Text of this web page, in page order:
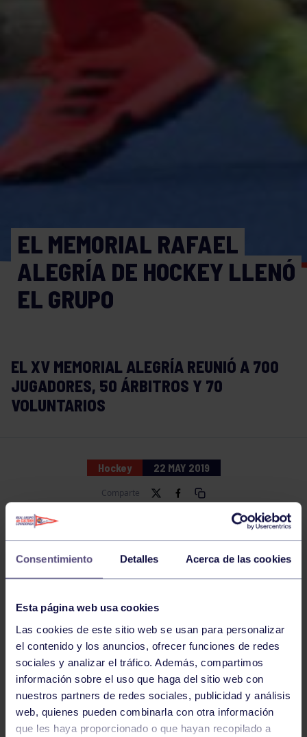
Consentimiento Detalles Acerca de las cookies
Esta página web usa cookies
Las cookies de este sitio web se usan para personalizar
el contenido y los anuncios, ofrecer funciones de redes
sociales y analizar el tráfico. Además, compartimos
información sobre el uso que haga del sitio web con
nuestros partners de redes sociales, publicidad y análisis
web, quienes pueden combinarla con otra información
que les haya proporcionado o que hayan recopilado a
EL MEMORIAL RAFAEL
ALEGRÍA DE HOCKEY LLENÓ
EL GRUPO
EL XV MEMORIAL ALEGRÍA REUNIÓ A 700
JUGADORES, 50 ÁRBITROS Y 70
VOLUNTARIOS
Hockey 22 MAY 2019
Comparte
La decimoquinta edición del Memorial Rafael Alegría
de hockey puso de relieve el gran potencial del Grupo
en este deporte. La cantera del hockey rindió a un